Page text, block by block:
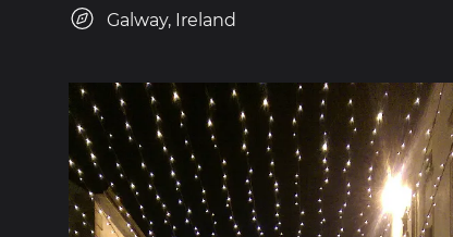
Galway, Ireland